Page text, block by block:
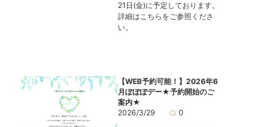
21日(金)に予定しております。
詳細はこちらをご参照くださ
い。
【WEB予約可能！】2026年6
月ぽぽぽデー★予約開始のご
案内★
2026/3/29
0